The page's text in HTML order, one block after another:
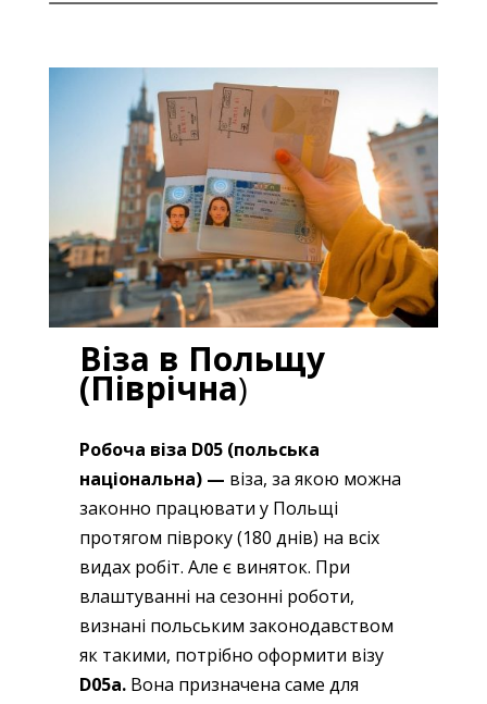
Віза в Польщу
(Піврічна)
Робоча віза D05 (польська
національна) — віза, за якою можна
законно працювати у Польщі
протягом півроку (180 днів) на всіх
видах робіт. Але є виняток. При
влаштуванні на сезонні роботи,
визнані польським законодавством
як такими, потрібно оформити візу
D05а. Вона призначена саме для